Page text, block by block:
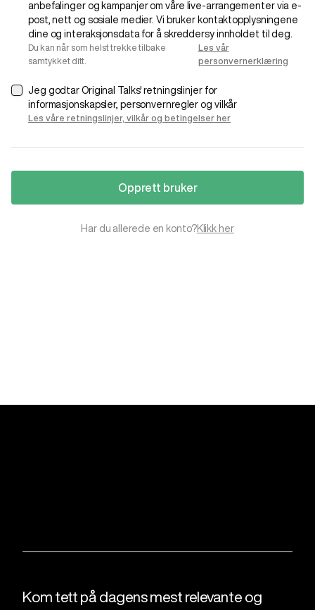
anbefalinger og kampanjer om våre live-arrangementer via e-
post, nett og sosiale medier. Vi bruker kontaktopplysningene
dine og interaksjonsdata for å skreddersy innholdet til deg.
Du kan når som helst trekke tilbake
samtykket ditt.
Les vår
personvernerklæring
Jeg godtar Original Talks' retningslinjer for
informasjonskapsler, personvernregler og vilkår
Les våre retningslinjer, vilkår og betingelser her
Opprett bruker
Har du allerede en konto?Klikk her
Kom tett på dagens mest relevante og